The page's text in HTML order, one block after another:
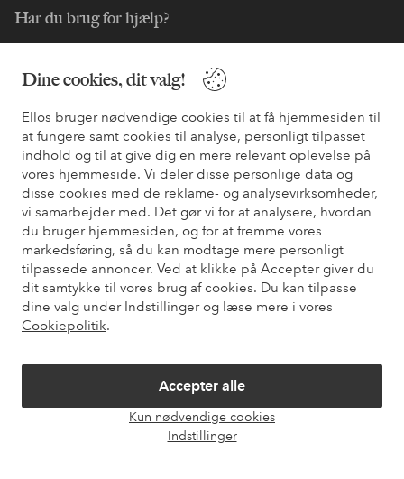
Dine cookies, dit valg!
Ellos bruger nødvendige cookies til at få hjemmesiden til
at fungere samt cookies til analyse, personligt tilpasset
indhold og til at give dig en mere relevant oplevelse på
vores hjemmeside. Vi deler disse personlige data og
disse cookies med de reklame- og analysevirksomheder,
vi samarbejder med. Det gør vi for at analysere, hvordan
du bruger hjemmesiden, og for at fremme vores
markedsføring, så du kan modtage mere personligt
tilpassede annoncer. Ved at klikke på Accepter giver du
dit samtykke til vores brug af cookies. Du kan tilpasse
dine valg under Indstillinger og læse mere i vores
Cookiepolitik.
Accepter alle
Kun nødvendige cookies
Indstillinger
Har du brug for hjælp?
Du kan også finde oplysninger om, hvordan du kontakter os.
Kundeservice Bestilling Betalingsmåde
Mine sider
Om Ellos
Vores tjenester